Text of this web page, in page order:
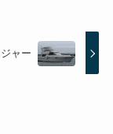
ャー